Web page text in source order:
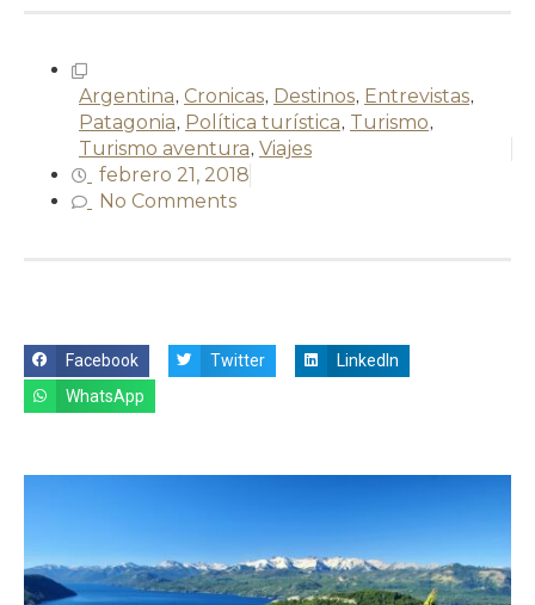
Argentina, Cronicas, Destinos, Entrevistas,
Patagonia, Política turística, Turismo,
Turismo aventura, Viajes
febrero 21, 2018
No Comments
Facebook Twitter
LinkedIn
WhatsApp